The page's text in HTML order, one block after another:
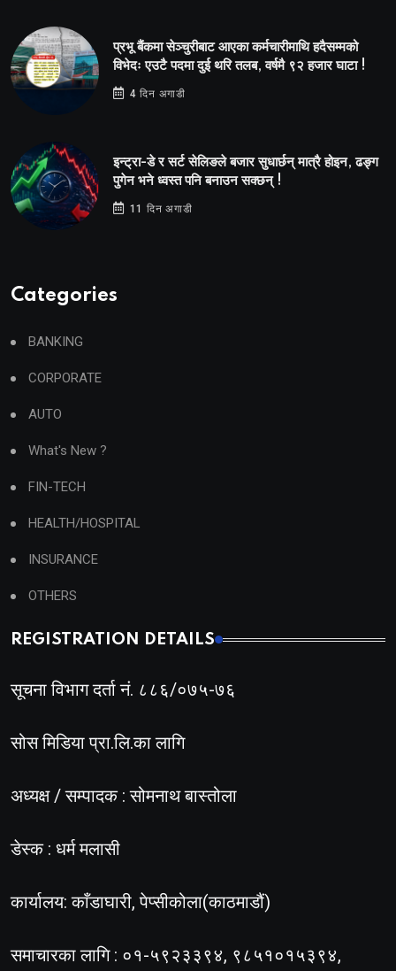
प्रभू बैंकमा सेञ्चुरीबाट आएका कर्मचारीमाथि हदैसम्मको
विभेदः एउटै पदमा दुई थरि तलब, वर्षमै ९२ हजार घाटा !
4 दिन अगाडी
इन्ट्रा-डे र सर्ट सेलिङले बजार सुधार्छन् मात्रै होइन, ढङ्ग
पुगेन भने ध्वस्त पनि बनाउन सक्छन् !
11 दिन अगाडी
Categories
BANKING
CORPORATE
AUTO
What's New ?
FIN-TECH
HEALTH/HOSPITAL
INSURANCE
OTHERS
REGISTRATION DETAILS
सूचना विभाग दर्ता नं. ८८६/०७५-७६
सोस मिडिया प्रा.लि.का लागि
अध्यक्ष / सम्पादक : सोमनाथ बास्तोला
डेस्क : धर्म मलासी
कार्यालय: काँडाघारी, पेप्सीकोला(काठमाडौं)
समाचारका लागि : ०१-५९२३३९४, ९८५१०१५३९४,